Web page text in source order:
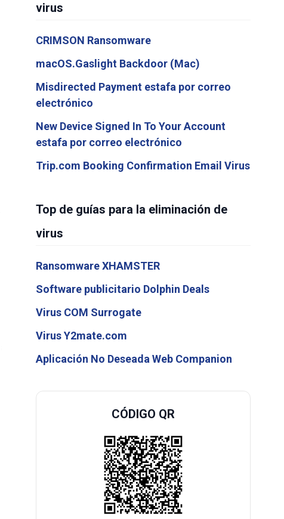
virus
CRIMSON Ransomware
macOS.Gaslight Backdoor (Mac)
Misdirected Payment estafa por correo
electrónico
New Device Signed In To Your Account
estafa por correo electrónico
Trip.com Booking Confirmation Email Virus
Top de guías para la eliminación de
virus
Ransomware XHAMSTER
Software publicitario Dolphin Deals
Virus COM Surrogate
Virus Y2mate.com
Aplicación No Deseada Web Companion
CÓDIGO QR